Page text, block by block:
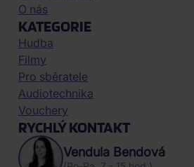
O nás
KATEGORIE
Hudba
Filmy
Pro sběratele
Audiotechnika
Vouchery
RYCHLÝ KONTAKT
Vendula Bendová